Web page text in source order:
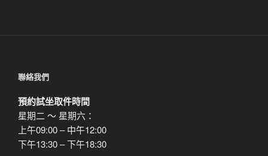
聯絡我們
預約試坐取件時間
星期二 ～ 星期六：
上午09:00 – 中午12:00
下午13:30 – 下午18:30